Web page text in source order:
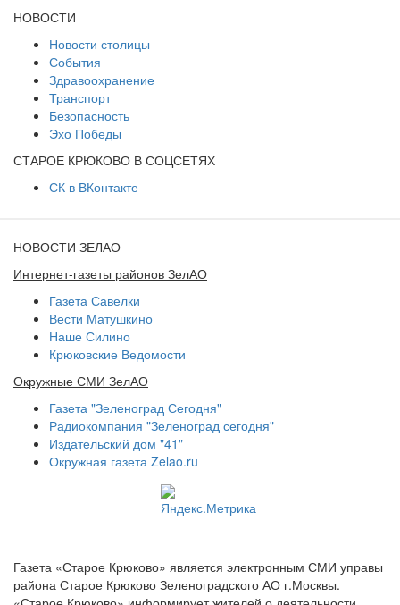
НОВОСТИ
Новости столицы
События
Здравоохранение
Транспорт
Безопасность
Эхо Победы
СТАРОЕ КРЮКОВО В СОЦСЕТЯХ
СК в ВКонтакте
НОВОСТИ ЗЕЛАО
Интернет-газеты районов ЗелАО
Газета Савелки
Вести Матушкино
Наше Силино
Крюковские Ведомости
Окружные СМИ ЗелАО
Газета "Зеленоград Сегодня"
Радиокомпания "Зеленоград сегодня"
Издательский дом "41"
Окружная газета Zelao.ru
Газета «Старое Крюково» является электронным СМИ управы
района Старое Крюково Зеленоградского АО г.Москвы.